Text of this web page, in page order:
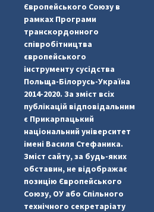
#PipIvanToday
Європейського Союзу в
рамках Програми
транскордонного
співробітництва
європейського
інструменту сусідства
Польща-Білорусь-Україна
2014-2020. За зміст всіх
публікацій відповідальним
є Прикарпацький
національний університет
імені Василя Стефаника.
Зміст сайту, за будь-яких
обставин, не відображає
позицію Європейського
Союзу, ОУ або Спільного
технічного секретаріату